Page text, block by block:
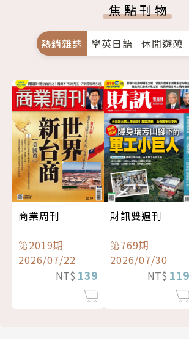
焦點刊物
熱銷雜誌 學英日語 休閒遊憩
商業周刊
第2019期
2026/07/22
NT$ 139
財訊雙週刊
第769期
2026/07/30
NT$ 119